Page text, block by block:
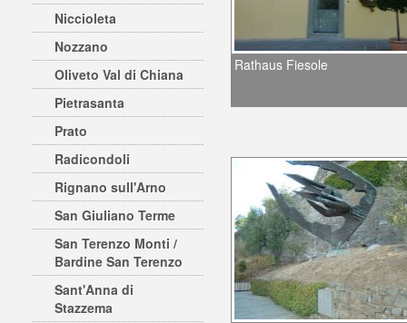
Niccioleta
Nozzano
Oliveto Val di Chiana
Pietrasanta
Prato
Radicondoli
Rignano sull'Arno
San Giuliano Terme
San Terenzo Monti /
Bardine San Terenzo
Sant'Anna di
Stazzema
Rathaus Fiesole